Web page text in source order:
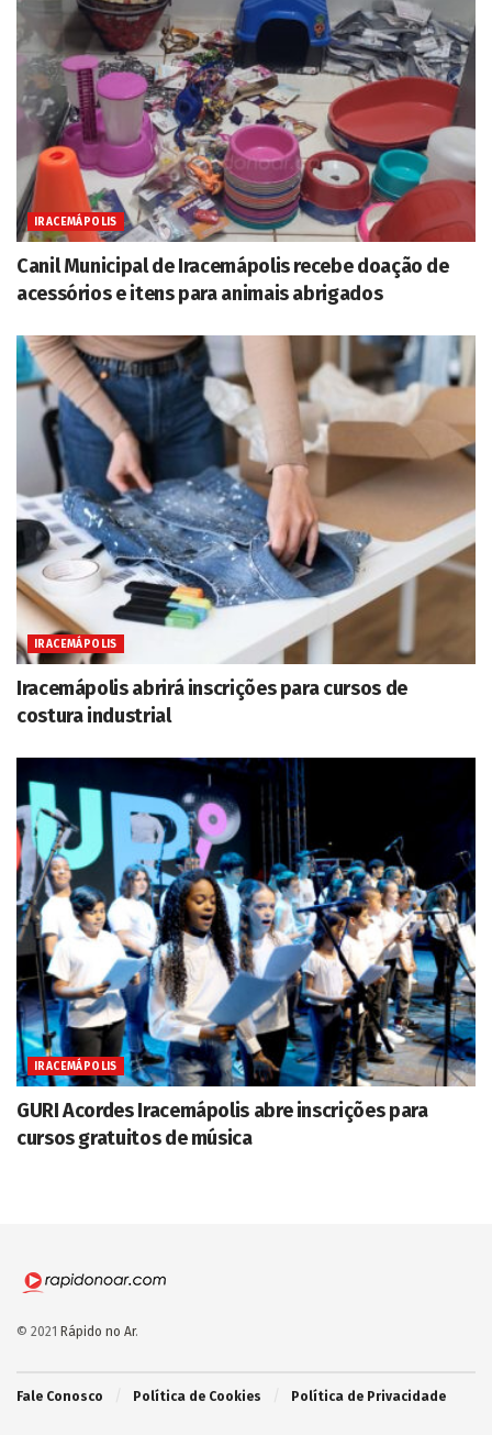
IRACEMÁPOLIS
Canil Municipal de Iracemápolis recebe doação de
acessórios e itens para animais abrigados
IRACEMÁPOLIS
Iracemápolis abrirá inscrições para cursos de
costura industrial
IRACEMÁPOLIS
GURI Acordes Iracemápolis abre inscrições para
cursos gratuitos de música
© 2021 Rápido no Ar.
Fale Conosco Política de Cookies Política de Privacidade